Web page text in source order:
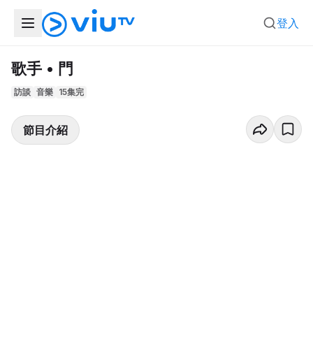
登入
歌手 • 門
訪談 音樂 15集完
節目介紹